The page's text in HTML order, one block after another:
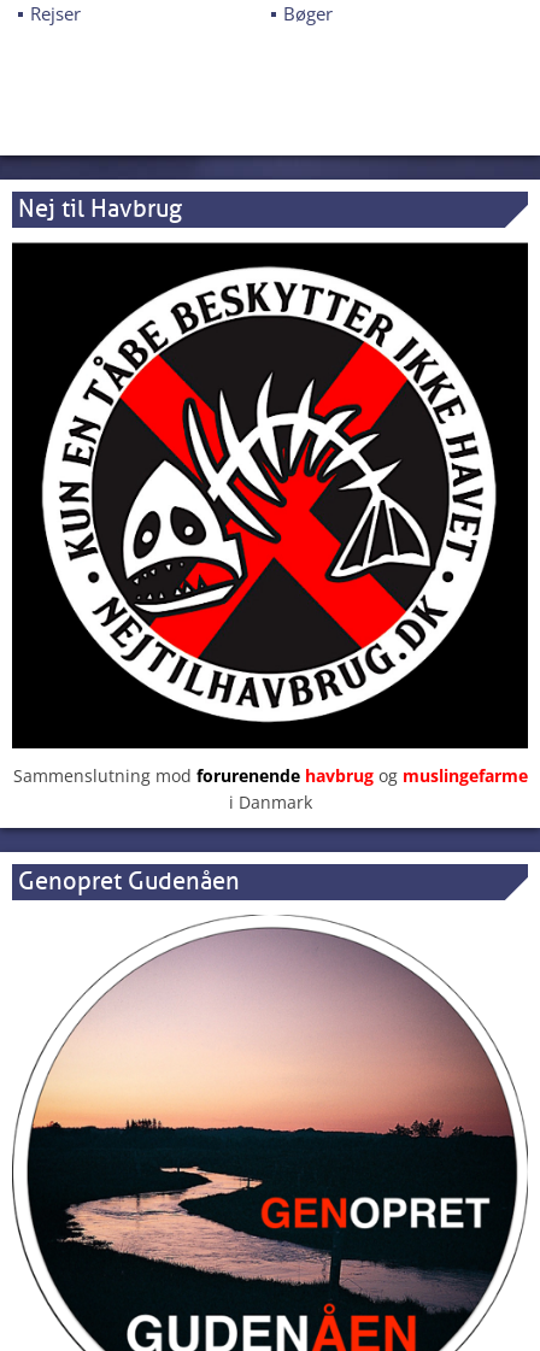
Rejser
Bøger
Nej til Havbrug
Sammenslutning mod forurenendehavbrugog muslingefarme
i Danmark
Genopret Gudenåen